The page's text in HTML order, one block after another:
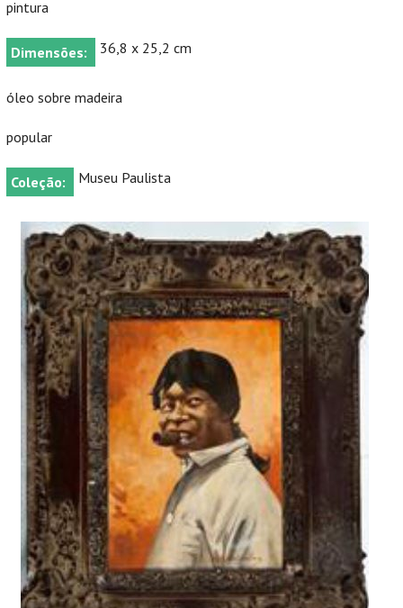
pintura
Dimensões: 36,8 x 25,2 cm
óleo sobre madeira
popular
Coleção: Museu Paulista